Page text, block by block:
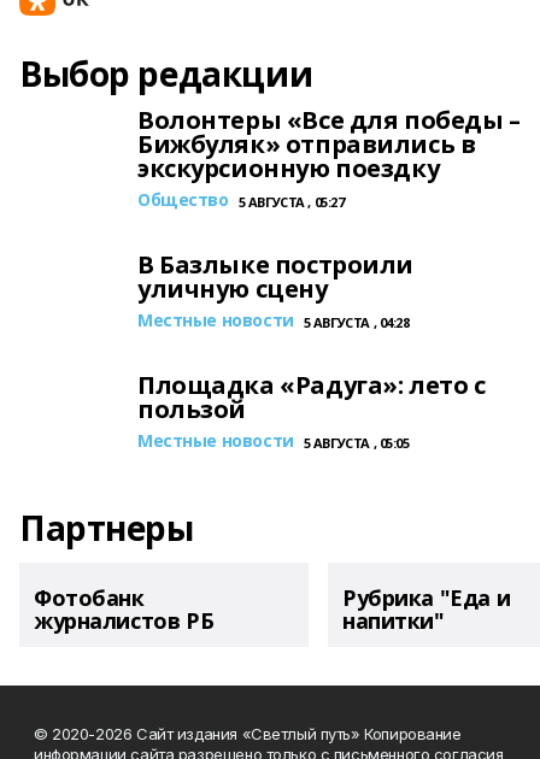
Выбор редакции
Волонтеры «Все для победы –
Бижбуляк» отправились в
экскурсионную поездку
Общество 5 АВГУСТА , 05:27
В Базлыке построили
уличную сцену
Местные новости 5 АВГУСТА , 04:28
Площадка «Радуга»: лето с
пользой
Местные новости 5 АВГУСТА , 05:05
Партнеры
Фотобанк
журналистов РБ
Рубрика "Еда и
напитки"
© 2020-2026 Сайт издания «Светлый путь» Копирование
информации сайта разрешено только с письменного согласия